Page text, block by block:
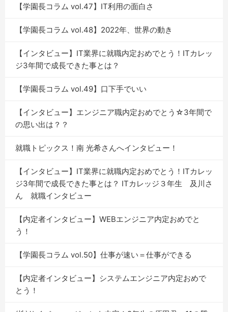
【学園長コラム vol.47】IT利用の面白さ
【学園長コラム vol.48】2022年、世界の動き
【インタビュー】IT業界に就職内定おめでとう！ITカレッ
ジ3年間で成長できた事とは？
【学園長コラム vol.49】口下手でいい
【インタビュー】エンジニア職内定おめでとう☆3年間で
の思い出は？？
就職トピックス！南 光希さんへインタビュー！
【インタビュー】IT業界に就職内定おめでとう！ITカレッ
ジ3年間で成長できた事とは？ ITカレッジ３年生 及川さ
ん 就職インタビュー
【内定者インタビュー】WEBエンジニア内定おめでと
う！
【学園長コラム vol.50】仕事が速い＝仕事ができる
【内定者インタビュー】システムエンジニア内定おめで
とう！